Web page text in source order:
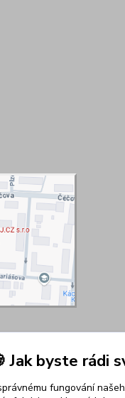
Jak byste rádi
fungování